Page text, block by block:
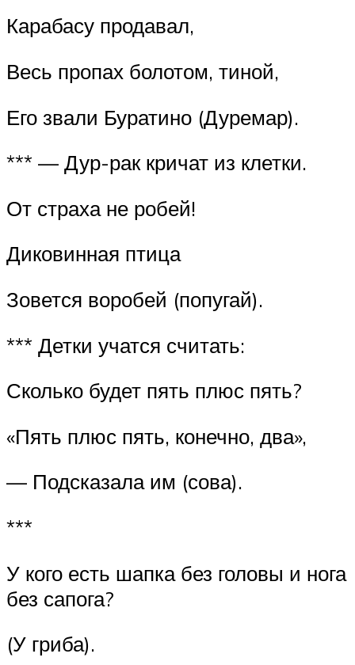
Карабасу продавал,
Весь пропах болотом, тиной,
Его звали Буратино (Дуремар).
*** — Дур-рак кричат из клетки.
От страха не робей!
Диковинная птица
Зовется воробей (попугай).
*** Детки учатся считать:
Сколько будет пять плюс пять?
«Пять плюс пять, конечно, два»,
— Подсказала им (сова).
***
У кого есть шапка без головы и нога
без сапога?
(У гриба).